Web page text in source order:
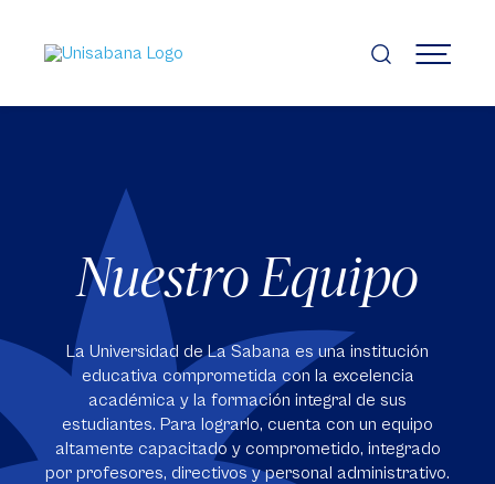
contenido
principal
MENÚ
Nuestro Equipo
La Universidad de La Sabana es una institución
educativa comprometida con la excelencia
académica y la formación integral de sus
estudiantes. Para lograrlo, cuenta con un equipo
altamente capacitado y comprometido, integrado
por profesores, directivos y personal administrativo.